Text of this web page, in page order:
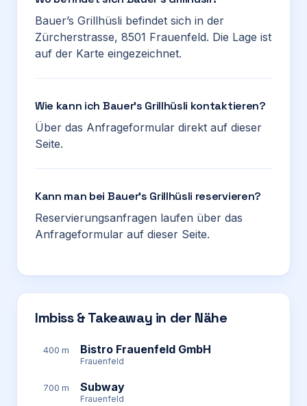
Bauer’s Grillhüsli befindet sich in der
Zürcherstrasse, 8501 Frauenfeld. Die Lage ist
auf der Karte eingezeichnet.
Wie kann ich Bauer’s Grillhüsli kontaktieren?
Über das Anfrageformular direkt auf dieser
Seite.
Kann man bei Bauer’s Grillhüsli reservieren?
Reservierungsanfragen laufen über das
Anfrageformular auf dieser Seite.
Imbiss & Takeaway in der Nähe
400 m Bistro Frauenfeld GmbH
Frauenfeld
700 m Subway
Frauenfeld